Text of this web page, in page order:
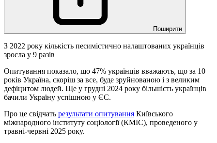
Поширити
З 2022 року кількість песимістично налаштованих українців
зросла у 9 разів
Опитування показало, що 47% українців вважають, що за 10
років Україна, скоріш за все, буде зруйнованою і з великим
дефіцитом людей. Ще у грудні 2024 року більшість українців
бачили Україну успішною у ЄС.
Про це свідчать результати опитування Київського
міжнародного інституту соціології (КМІС), проведеного у
травні-червні 2025 року.